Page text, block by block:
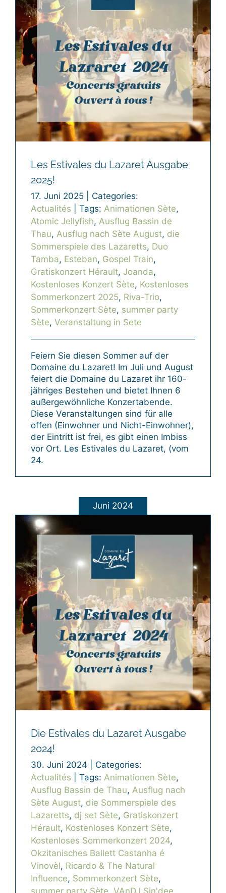
Les Estivales du Lazaret Ausgabe
2025!
17. Juni 2025
Categories:
Actualités
Tags: Animationen Sète,
Atomic Jellyfish, Ausflug Bassin de
Thau, Ausflug nach Sète August, die
Sommerspiele des Lazaretts, Duo
Tamba, Esteban, Gospel Train,
Gratiskonzert Hérault, Joanda,
Kostenloses Konzert Sète, Kostenloses
Sommerkonzert 2025, Riva-Trio,
Sommerkonzert Sète, summer party
Sète, Veranstaltung in Sete
Feiern Sie diesen Sommer auf der
Domaine du Lazaret! Im Juli und August
feiert die Domaine du Lazaret ihr 160-
jähriges Bestehen und bietet Ihnen 6
außergewöhnliche Konzertabende.
Diese Veranstaltungen sind für alle
offen (Einwohner und Nicht-Einwohner),
der Eintritt ist frei, es gibt einen Imbiss
vor Ort. Les Estivales du Lazaret, (vom
24.
Juni 2024
Die Estivales du Lazaret Ausgabe
2024!
30. Juni 2024
Categories:
Actualités
Tags: Animationen Sète,
Ausflug Bassin de Thau, Ausflug nach
Sète August, die Sommerspiele des
Lazaretts, dj set Sète, Gratiskonzert
Hérault, Kostenloses Konzert Sète,
Kostenloses Sommerkonzert 2024,
Okzitanisches Ballett Castanha é
Vinovèl, Ricardo & The Natural
Influence, Sommerkonzert Sète,
summer party Sète, VAnDJ Sin'dee,